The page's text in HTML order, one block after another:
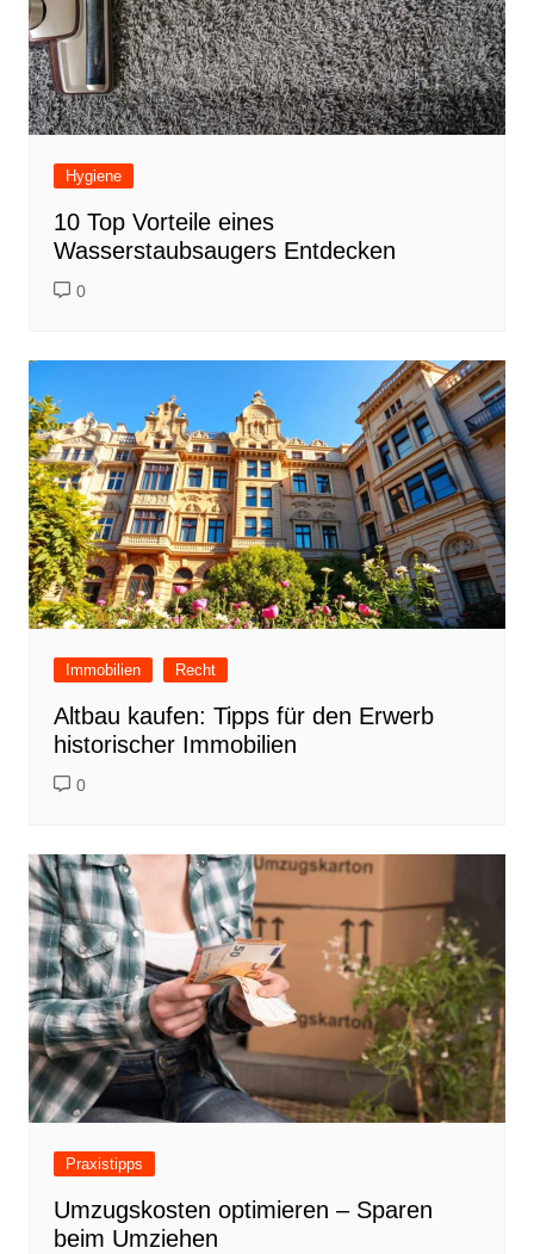
Hygiene
10 Top Vorteile eines
Wasserstaubsaugers Entdecken
0
Immobilien Recht
Altbau kaufen: Tipps für den Erwerb
historischer Immobilien
0
Praxistipps
Umzugskosten optimieren – Sparen
beim Umziehen